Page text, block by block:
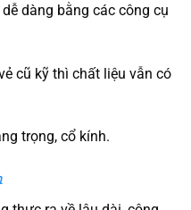
dàng bằng các công cụ
cũ kỹ thì chất liệu vẫn có
trọng, cổ kính.